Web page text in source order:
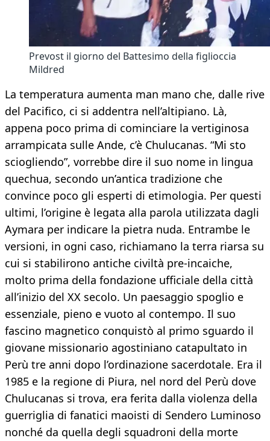
Prevost il giorno del Battesimo della figlioccia
Mildred
La temperatura aumenta man mano che, dalle rive
del Pacifico, ci si addentra nell’altipiano. Là,
appena poco prima di cominciare la vertiginosa
arrampicata sulle Ande, c’è Chulucanas. “Mi sto
sciogliendo”, vorrebbe dire il suo nome in lingua
quechua, secondo un’antica tradizione che
convince poco gli esperti di etimologia. Per questi
ultimi, l’origine è legata alla parola utilizzata dagli
Aymara per indicare la pietra nuda. Entrambe le
versioni, in ogni caso, richiamano la terra riarsa su
cui si stabilirono antiche civiltà pre-incaiche,
molto prima della fondazione ufficiale della città
all’inizio del XX secolo. Un paesaggio spoglio e
essenziale, pieno e vuoto al contempo. Il suo
fascino magnetico conquistò al primo sguardo il
giovane missionario agostiniano catapultato in
Perù tre anni dopo l’ordinazione sacerdotale. Era il
1985 e la regione di Piura, nel nord del Perù dove
Chulucanas si trova, era ferita dalla violenza della
guerriglia di fanatici maoisti di Sendero Luminoso
nonché da quella degli squadroni della morte